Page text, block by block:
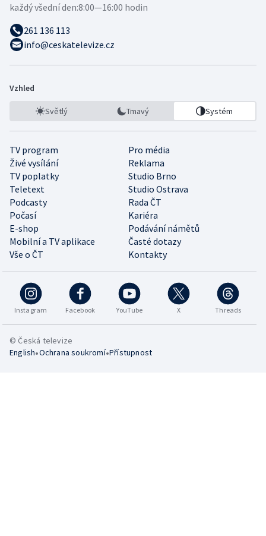
každý všední den:8:00—16:00 hodin
261 136 113
info@ceskatelevize.cz
Vzhled
Světlý Tmavý Systém
TV program
Pro média
Živé vysílání
Reklama
TV poplatky
Studio Brno
Teletext
Studio Ostrava
Podcasty
Rada ČT
Počasí
Kariéra
E-shop
Podávání námětů
Mobilní a TV aplikace
Časté dotazy
Vše o ČT
Kontakty
Instagram Facebook YouTube X Threads
© Česká televize
English•Ochrana soukromí•Přístupnost